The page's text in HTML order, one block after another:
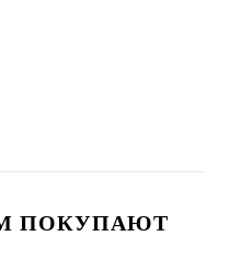
ПОКУПАЮТ